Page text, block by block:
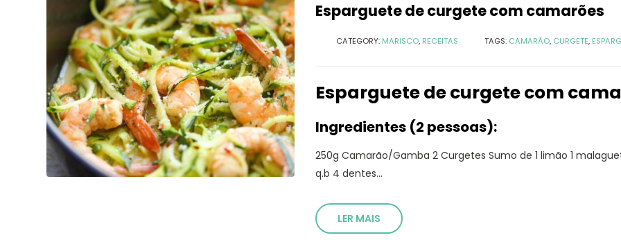
Esparguete de curgete com camarões
CATEGORY: MARISCO, RECEITAS TAGS: CAMARÃO, CURGETE,
Esparguete de curgete com
Ingredientes (2 pessoas):
250g Camarão/Gamba 2 Curgetes Sumo de 1 limão 1
q.b 4 dentes...
LER MAIS